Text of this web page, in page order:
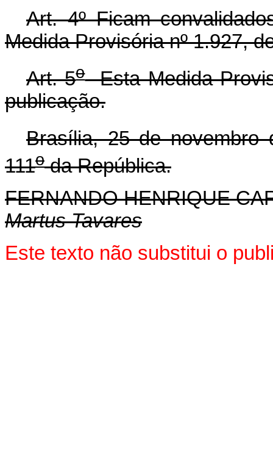
Art. 4º Ficam
Medida Provisória nº 1.927,
Art. 5oEsta Medida
publicação.
Brasília, 25 de novembro
111oda República.
FERNANDO HENRIQUE
Martus Tavares
Este texto não substitui o